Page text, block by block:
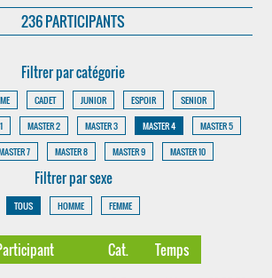
236 PARTICIPANTS
Filtrer par catégorie
CADET JUNIOR ESPOIR
SENIOR
MASTER 2 MASTER 3 MASTER 4
MASTER 5
7 MASTER 8 MASTER 9 MASTER 10
Filtrer par sexe
TOUS HOMME FEMME
Cat. Temps